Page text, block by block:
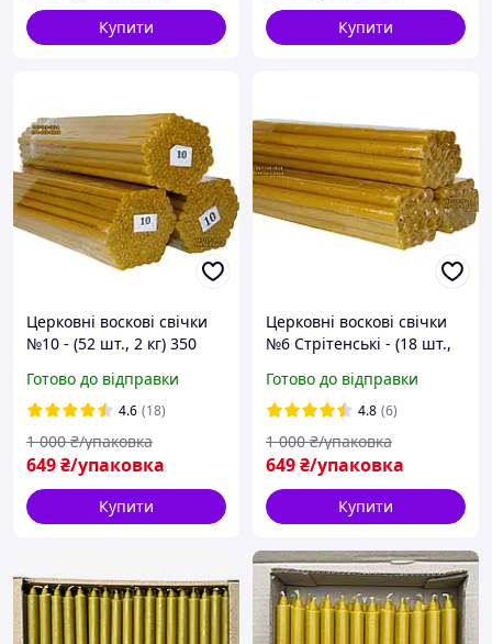
Купити Купити
Церковні воскові свічки
№10 - (52 шт., 2 кг) 350
приємним медовим
ароматом і теплим
золотистим кольором
Готово до відправки
4.6 (18)
649₴/упаковка
1 000 ₴/упаковка
Купити
Церковні воскові свічки
№6 Стрітенські - (18 шт.,
горіння з приємним
медовим ароматом і
кольором
Готово до відправки
4.8 (6)
649₴/упаковка
1 000 ₴/упаковка
Купити